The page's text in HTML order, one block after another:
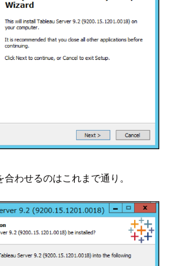
わせるのはこれまで通り。